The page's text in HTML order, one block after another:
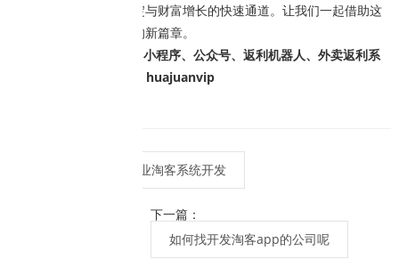
就是选择了一条流量沉淀与财富增长的快速通道。让我们一起借助这
一利器，开启淘客事业的新篇章。
开发出售原生app、小程序、公众号、返利机器人、外卖返利系
统等，要了解app可+V：huajuanvip
花卷云，专业淘客系统开发
下一篇：
如何找开发淘客app的公司呢